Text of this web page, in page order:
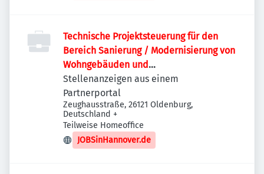
Technische Projektsteuerung für den
Bereich Sanierung / Modernisierung von
Wohngebäuden und
Quartiersentwicklung (m/w/d)
Stellenanzeigen aus einem
Partnerportal
Zeughausstraße, 26121 Oldenburg,
Deutschland +
Teilweise Homeoffice
JOBSinHannover.de